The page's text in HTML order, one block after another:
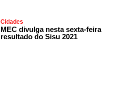
Cidades
MEC divulga nesta sexta-feira
resultado do Sisu 2021